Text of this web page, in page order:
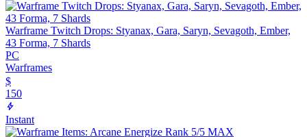
Warframe Twitch Drops: Styanax, Gara, Saryn, Sevagoth, Ember,
43 Forma, 7 Shards
PC
Warframes
$
150
Instant